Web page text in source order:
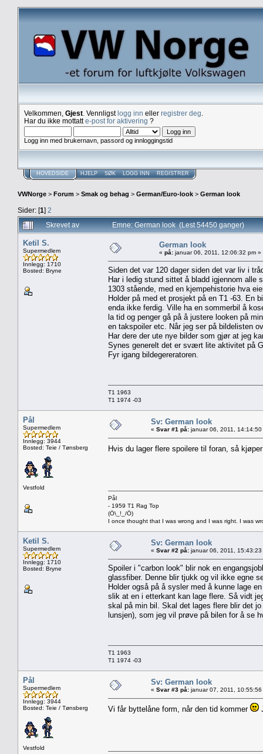
Velkommen, Gjest . Vennligstlogg inn eller registrer deg
Har du ikke mottatte-post for aktivering ?
Logg inn med brukernavn, passord og innloggingstid
HOVEDSIDE HJELP SØK LOGG INN REGISTRER
VWNorge > Forum > Smak og behag > German/Euro-look > German look
Sider: [1] 2
Skrevet av
Emne: German look (Lest 54450 ganger)
Ketil S.
Supermedlem
Innlegg: 1710
Bosted: Bryne
German look
« på: januar 06, 2011, 12:06:32 pm »
Siden det var 120 dager siden det var liv i
Har i ledig stund sittet å bladd igjennom alle
1303 stående, med en kjempehistorie hva
Holder på med et prosjekt på en T1 -63. En
enda ikke ferdig. Ville ha en sommerbil å
la tid og penger gå på å justere looken på
en takspoiler etc. Når jeg ser på bildelisten
Har dere der ute nye bilder som gjør at jeg
Synes generelt det er svært lite aktivitet på
Fyr igang bildegereratoren.
T1 1963
T1 1974 -03
Pål
Supermedlem
Innlegg: 3944
Bosted: Teie / Tønsberg
Vestfold
Sv: German look
« Svar #1 på: januar 06, 2011, 14:14:50
Hvis du lager flere spoilere til foran, så
Pål
- 1959 T1 Rag Top
(Ö\_!_/Ö)
I once thought that I was wrong and I was right. I was
Ketil S.
Supermedlem
Innlegg: 1710
Bosted: Bryne
Sv: German look
« Svar #2 på: januar 06, 2011, 15:43:23
Spoiler i "carbon look" blir nok en
glassfiber. Denne blir tjukk og vil ikke egne
Holder også på å sysler med å kunne lage
slik at en i etterkant kan lage flere. Så vidt
skal på min bil. Skal det lages flere blir det
lunsjen), som jeg vil prøve på bilen for å se
T1 1963
T1 1974 -03
Pål
Supermedlem
Innlegg: 3944
Bosted: Teie / Tønsberg
Vestfold
Sv: German look
« Svar #3 på: januar 07, 2011, 10:55:56
Vi får byttelåne form, når den tid kommer